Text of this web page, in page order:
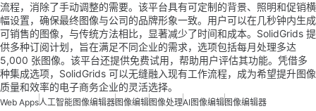
流程，消除了手动调整的需要。该平台具有可定制的背景、照明和促销横
幅设置，确保最终图像与公司的品牌形象一致。用户可以在几秒钟内生成
可销售的图像，与传统方法相比，显著减少了时间和成本。SolidGrids 提
供多种订阅计划，旨在满足不同企业的需求，选项包括每月处理多达
5,000 张图像。该平台还提供免费试用，帮助用户评估其功能。凭借多
种集成选项，SolidGrids 可以无缝融入现有工作流程，成为希望提升图像
质量和效率的电子商务企业的灵活选择。
Web Apps人工智能图像编辑器图像编辑图像处理AI图像编辑图像编辑器